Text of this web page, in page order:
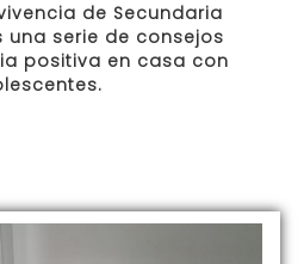
de Secundaria
serie de consejos
positiva en casa con